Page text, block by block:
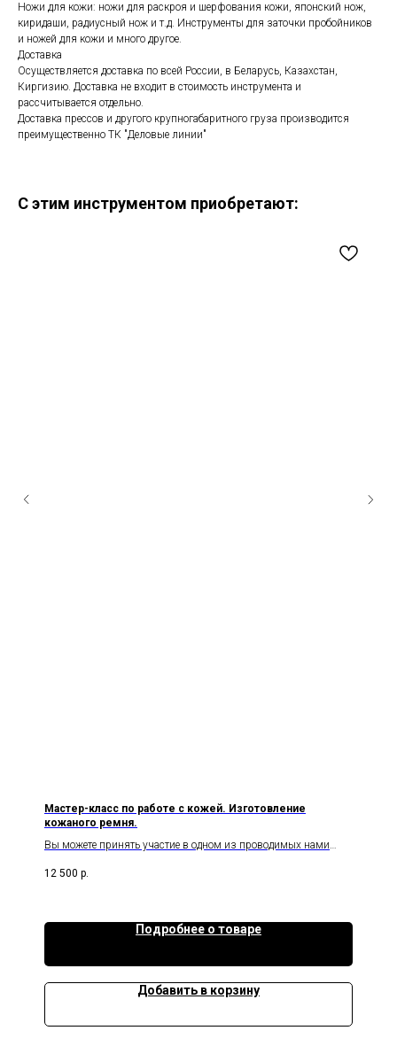
Ножи для кожи: ножи для раскроя и шерфования кожи, японский нож,
киридаши, радиусный нож и т.д. Инструменты для заточки пробойников
и ножей для кожи и много другое.
Доставка
Осуществляется доставка по всей России, в Беларусь, Казахстан,
Киргизию. Доставка не входит в стоимость инструмента и
рассчитывается отдельно.
Доставка прессов и другого крупногабаритного груза производится
преимущественно ТК "Деловые линии"
С этим инструментом приобретают:
Мастер-класс по работе с кожей. Изготовление
кожаного ремня.
Вы можете принять участие в одном из проводимых нами
Ременная заготовка и латунная пряжка входят в стоимость,
инструмента для работы с кожей.
12 500 р.
Подробнее о товаре
Добавить в корзину